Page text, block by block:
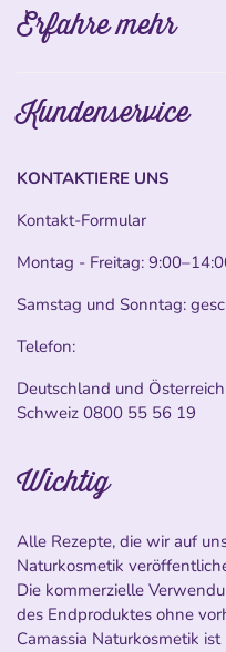
Erfahre mehr
Kundenservice
KONTAKTIERE UNS
Kontakt-Formular
Montag - Freitag:
Samstag und Sonntag:
Telefon:
Deutschland und
Schweiz 0800 55 56 19
Wichtig
Alle Rezepte, die wir auf
Naturkosmetik
Die kommerzielle
des Endproduktes ohne
Camassia Naturkosmetik